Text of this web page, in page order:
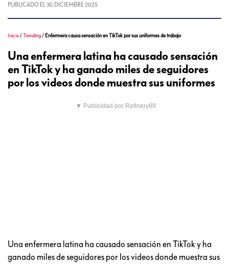
PUBLICADO EL 30, DICIEMBRE 2025
Inicio /Trending / Enfermera causa sensación en TikTok por sus uniformes de trabajo
Una enfermera latina ha causado sensación
en TikTok y ha ganado miles de seguidores
por los videos donde muestra sus uniformes
▼ Publicidad por Refinery89
Una enfermera latina ha causado sensación en TikTok y ha
ganado miles de seguidores por los videos donde muestra sus